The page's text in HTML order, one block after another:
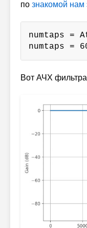
по знакомой нам
numtaps =
numtaps =
Вот АЧХ